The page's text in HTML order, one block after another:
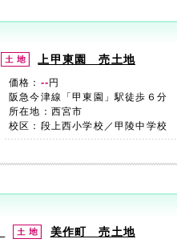
上甲東園 売土地
価格： --円
阪急今津線「甲東園」駅徒歩６分
所在地：西宮市
校区：段上西小学校／甲陵中学校
美作町 売土地